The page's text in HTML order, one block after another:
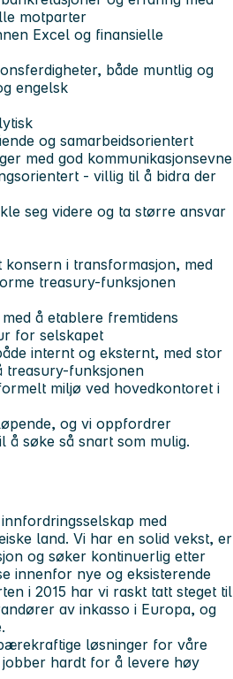
motparter
Excel og finansielle
både muntlig og
engelsk
og samarbeidsorientert
med god kommunikasjonsevne
- villig til å bidra der
seg videre og ta større ansvar
i transformasjon, med
treasury-funksjonen
å etablere fremtidens
for selskapet
internt og eksternt, med stor
treasury-funksjonen
miljø ved hovedkontoret i
og vi oppfordrer
å søke så snart som mulig.
med
land. Vi har en solid vekst, er
og søker kontinuerlig etter
innenfor nye og eksisterende
i 2015 har vi raskt tatt steget til
av inkasso i Europa, og
løsninger for våre
hardt for å levere høy